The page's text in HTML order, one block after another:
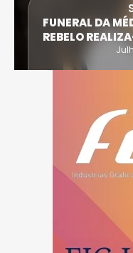
ATLETA DE
EXTREMA DO
IRONWOMAN